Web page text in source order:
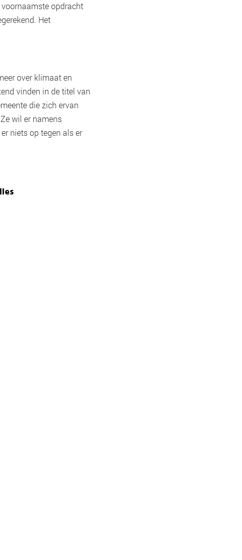
voornaamste opdracht
Het
over klimaat en
vinden in de titel van
die zich ervan
wil er namens
niets op tegen als er